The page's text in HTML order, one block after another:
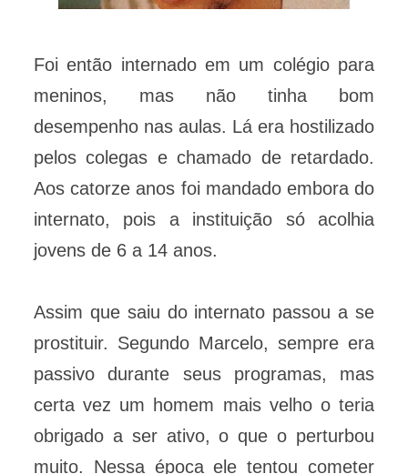
Foi então internado em um colégio para
meninos, mas não tinha bom
desempenho nas aulas. Lá era hostilizado
pelos colegas e chamado de retardado.
Aos catorze anos foi mandado embora do
internato, pois a instituição só acolhia
jovens de 6 a 14 anos.
Assim que saiu do internato passou a se
prostituir. Segundo Marcelo, sempre era
passivo durante seus programas, mas
certa vez um homem mais velho o teria
obrigado a ser ativo, o que o perturbou
muito. Nessa época ele tentou cometer